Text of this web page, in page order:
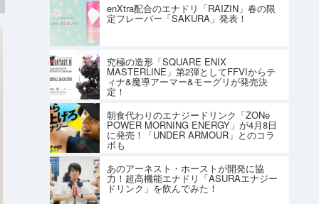
enXtra配合のエナドリ「RAIZIN」春の限
定フレーバー「SAKURA」発表！
究極の造形「SQUARE ENIX
MASTERLINE」第2弾としてFFVIからテ
ィナ&魔導アーマー&モーグリが発売決
定！
朝食代わりのエナジードリンク「ZONe
POWER MORNING ENERGY」が4月8日
に発売！「UNDER ARMOUR」とのコラ
ボも
あのアーネスト・ホーストが開発に協
力！超高機能エナドリ「ASURAエナジー
ドリンク」を飲んでみた！